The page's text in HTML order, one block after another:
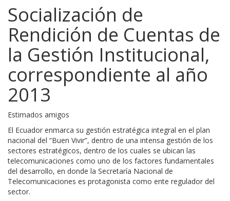
Socialización de
Rendición de Cuentas de
la Gestión Institucional,
correspondiente al año
2013
Estimados amigos
El Ecuador enmarca su gestión estratégica integral en el plan
nacional del “Buen Vivir”, dentro de una intensa gestión de los
sectores estratégicos, dentro de los cuales se ubican las
telecomunicaciones como uno de los factores fundamentales
del desarrollo, en donde la Secretaría Nacional de
Telecomunicaciones es protagonista como ente regulador del
sector.